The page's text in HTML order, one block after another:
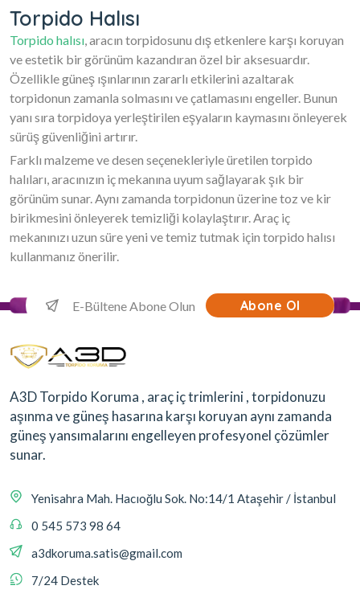
Torpido Halısı
Torpido halısı, aracın torpidosunu dış etkenlere karşı koruyan
ve estetik bir görünüm kazandıran özel bir aksesuardır.
Özellikle güneş ışınlarının zararlı etkilerini azaltarak
torpidonun zamanla solmasını ve çatlamasını engeller. Bunun
yanı sıra torpidoya yerleştirilen eşyaların kaymasını önleyerek
sürüş güvenliğini artırır.
Farklı malzeme ve desen seçenekleriyle üretilen torpido
halıları, aracınızın iç mekanına uyum sağlayarak şık bir
görünüm sunar. Aynı zamanda torpidonun üzerine toz ve kir
birikmesini önleyerek temizliği kolaylaştırır. Araç iç
mekanınızı uzun süre yeni ve temiz tutmak için torpido halısı
kullanmanız önerilir.
Abone Ol
A3D Torpido Koruma , araç iç trimlerini , torpidonuzu
aşınma ve güneş hasarına karşı koruyan aynı zamanda
güneş yansımalarını engelleyen profesyonel çözümler
sunar.
Yenisahra Mah. Hacıoğlu Sok. No:14/1 Ataşehir / İstanbul
0 545 573 98 64
a3dkoruma.satis@gmail.com
7/24 Destek